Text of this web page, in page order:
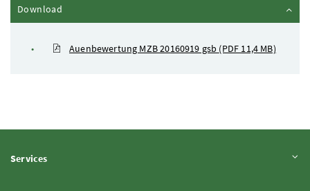
Download
Auenbewertung MZB 20160919 gsb (PDF 11,4 MB)
ServicesInhalt aufklappen